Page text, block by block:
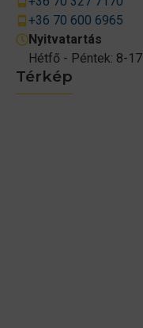
Térkép
+36 70 600 6965
Nyitvatartás
Hétfő - Péntek: 8-17